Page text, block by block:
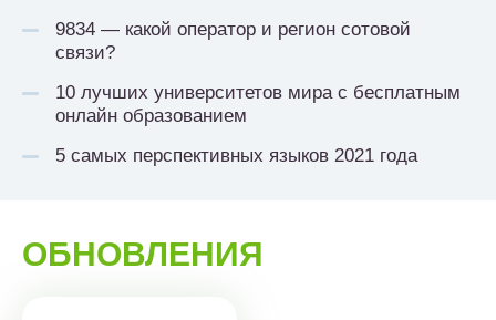
9834 — какой оператор и регион сотовой
связи?
10 лучших университетов мира с бесплатным
онлайн образованием
5 самых перспективных языков 2021 года
ОБНОВЛЕНИЯ